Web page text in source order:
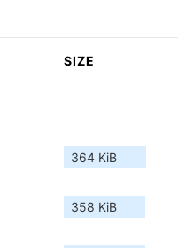
SIZE
364 KiB
358 KiB